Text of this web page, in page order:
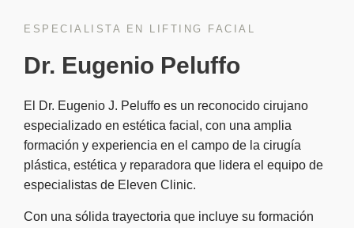
ESPECIALISTA EN LIFTING FACIAL
Dr. Eugenio Peluffo
El Dr. Eugenio J. Peluffo es un reconocido cirujano
especializado en estética facial, con una amplia
formación y experiencia en el campo de la cirugía
plástica, estética y reparadora que lidera el equipo de
especialistas de Eleven Clinic.
Con una sólida trayectoria que incluye su formación